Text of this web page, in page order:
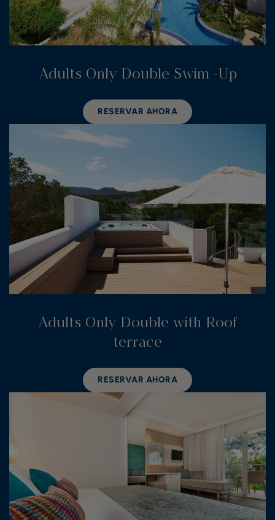
Adults Only Double Swim -Up
RESERVAR AHORA
Adults Only Double with Roof
terrace
RESERVAR AHORA